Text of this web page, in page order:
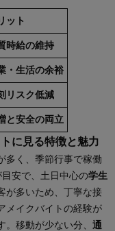
ット
時給の維持
・生活の余裕
リスク低減
と安全の両立
に見る特徴と魅力
多く、季節行事で稼働
目安で、土日中心の学生
が多いため、丁寧な接
メイクバイトの経験が
移動が少ない分、 通